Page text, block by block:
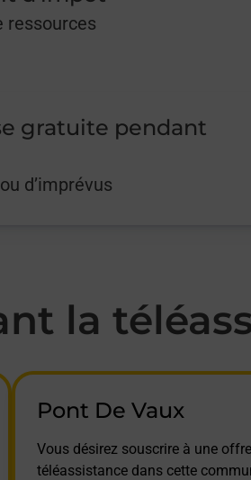
ressources
gratuite pendant
d’imprévus
la
Pont De Vaux
Vous désirez souscrire à une
téléassistance dans cette